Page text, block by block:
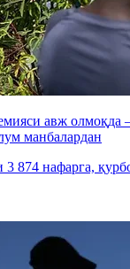
авж олмоқда
манбалардан
3 874 нафарга,